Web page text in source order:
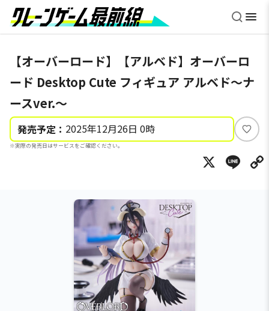
【オーバーロード】【アルベド】オーバーロ
ード Desktop Cute フィギュア アルベド～ナ
ースver.～
発売予定： 2025年12月26日 0時
※実際の発売日はサービスをご確認ください。
い
ね
X